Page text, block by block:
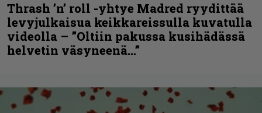
Thrash ’n’ roll -yhtye Madred ryydittää
levyjulkaisua keikkareissulla kuvatulla
videolla – ”Oltiin pakussa kusihädässä
helvetin väsyneenä…”